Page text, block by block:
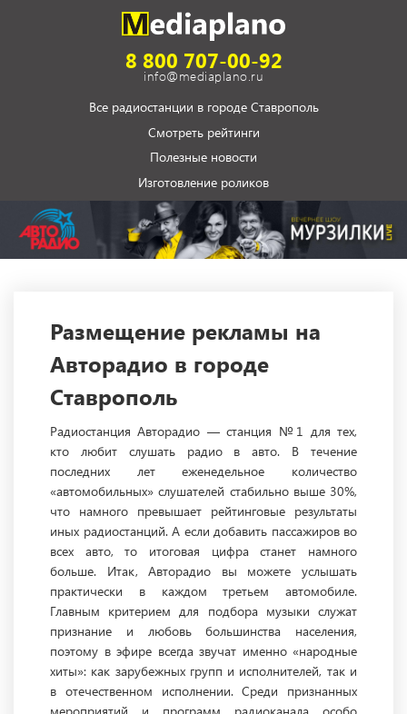
8 800 707-00-92
info@mediaplano.ru
Все радиостанции в городе Ставрополь
Смотреть рейтинги
Полезные новости
Изготовление роликов
Размещение рекламы на
Авторадио в городе
Ставрополь
Радиостанция Авторадио — станция №1 для тех,
кто любит слушать радио в авто. В течение
последних лет еженедельное количество
«автомобильных» слушателей стабильно выше 30%,
что намного превышает рейтинговые результаты
иных радиостанций. А если добавить пассажиров во
всех авто, то итоговая цифра станет намного
больше. Итак, Авторадио вы можете услышать
практически в каждом третьем автомобиле.
Главным критерием для подбора музыки служат
признание и любовь большинства населения,
поэтому в эфире всегда звучат именно «народные
хиты»: как зарубежных групп и исполнителей, так и
в отечественном исполнении. Среди признанных